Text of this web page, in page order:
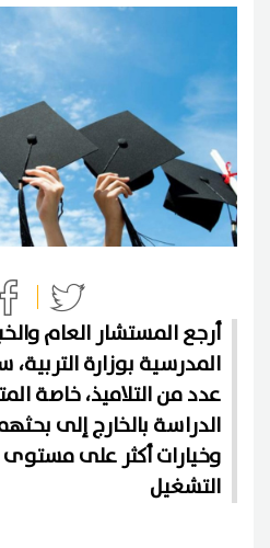
أرجع المستشار العام
المدرسية بوزارة التربية،
عدد من التلاميذ، خاصة
الدراسة بالخارج إلى
وخيارات أكثر على
التشغيل